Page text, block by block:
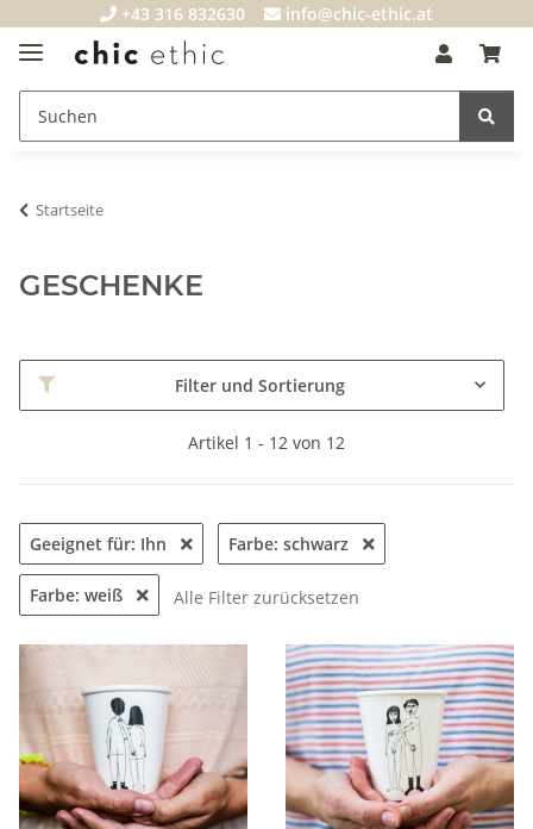
+43 316 832630 info@chic-ethic.at
Startseite
GESCHENKE
Filter und Sortierung
Artikel 1 - 12 von 12
Geeignet für: Ihn Farbe: schwarz
Farbe: weiß Alle Filter zurücksetzen